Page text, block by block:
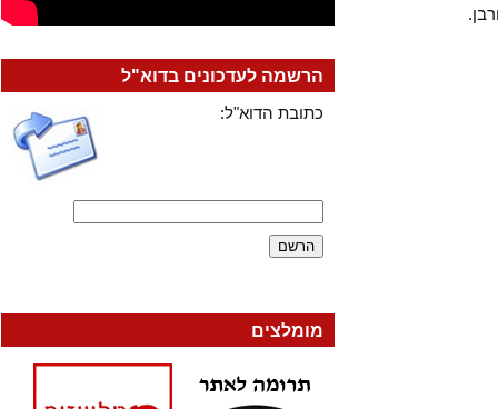
הרשמה לעדכונים בדוא"ל
כתובת הדוא"ל:
מומלצים